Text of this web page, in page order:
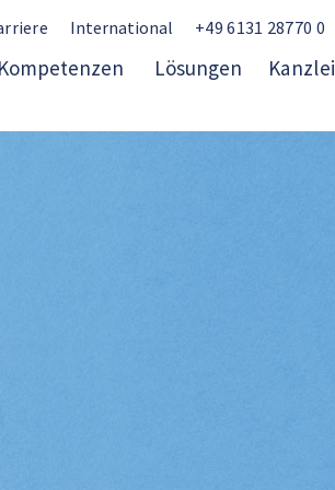
International +49 6131 28770 0
Lösungen Kanzlei